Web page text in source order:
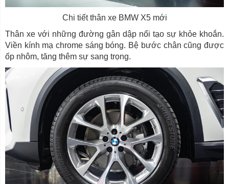
Chi tiết thân xe BMW X5 mới
Thân xe với những đường gân dập nổi tạo sự khỏe khoắn.
Viền kính mạ chrome sáng bóng. Bệ bước chân cũng được
ốp nhôm, tăng thêm sự sang trọng.